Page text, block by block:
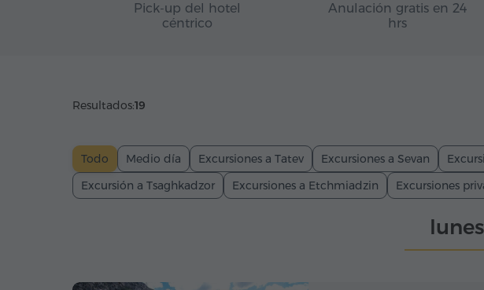
Pick-up del hotel
céntrico
Anulación gratis en 24
hrs
Resultados:19
Todo Medio día Excursiones a Tatev Excursiones a Sevan
Excursión a Tsaghkadzor
Excursiones a Etchmiadzin Excursiones